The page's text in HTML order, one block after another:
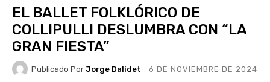
EL BALLET FOLKLÓRICO DE
COLLIPULLI DESLUMBRA CON “LA
GRAN FIESTA”
Publicado Por Jorge Dalidet 6 DE NOVIEMBRE DE 2024